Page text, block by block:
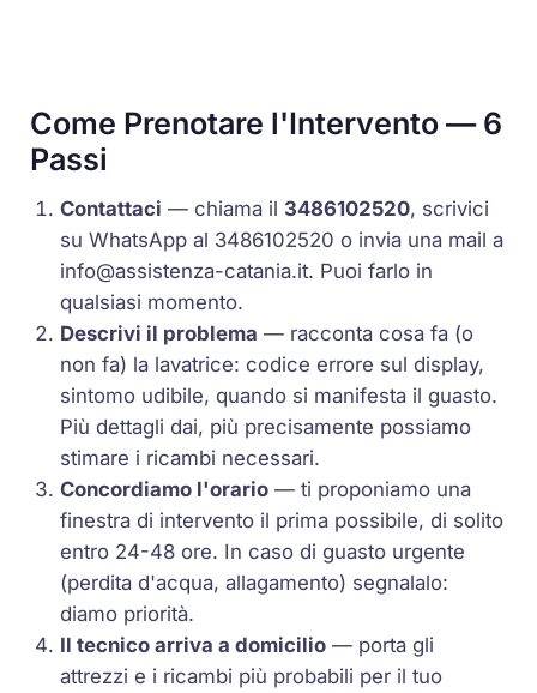
Come Prenotare l'Intervento — 6
Passi
Contattaci — chiama il 3486102520, scrivici
su WhatsApp al 3486102520 o invia una mail a
info@assistenza-catania.it. Puoi farlo in
qualsiasi momento.
Descrivi il problema — racconta cosa fa (o
non fa) la lavatrice: codice errore sul display,
sintomo udibile, quando si manifesta il guasto.
Più dettagli dai, più precisamente possiamo
stimare i ricambi necessari.
Concordiamo l'orario — ti proponiamo una
finestra di intervento il prima possibile, di solito
entro 24-48 ore. In caso di guasto urgente
(perdita d'acqua, allagamento) segnalalo:
diamo priorità.
Il tecnico arriva a domicilio — porta gli
attrezzi e i ricambi più probabili per il tuo